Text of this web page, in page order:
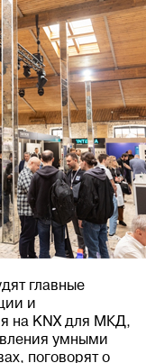
главные
и
на KNX для МКД,
умными
поговорят о